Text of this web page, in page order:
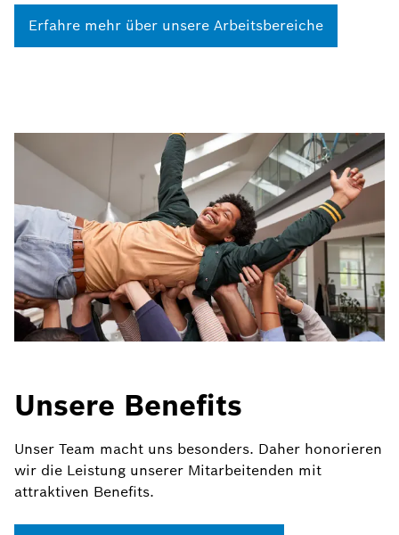
Erfahre mehr über unsere Arbeitsbereiche
Unsere Benefits
Unser Team macht uns besonders. Daher honorieren
wir die Leistung unserer Mitarbeitenden mit
attraktiven Benefits.